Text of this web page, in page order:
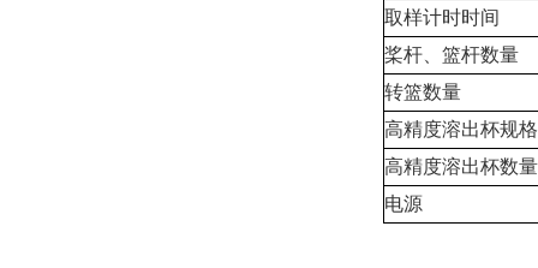
取样计时时间
桨杆、篮杆数量
转篮数量
高精度溶出杯规格
高精度溶出杯数量
电源